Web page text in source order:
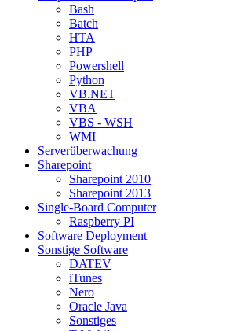
Bash
Batch
HTA
PHP
Powershell
Python
VB.NET
VBA
VBS - WSH
WMI
Serverüberwachung
Sharepoint
Sharepoint 2010
Sharepoint 2013
Single-Board Computer
Raspberry PI
Software Deployment
Sonstige Software
DATEV
iTunes
Nero
Oracle Java
Sonstiges